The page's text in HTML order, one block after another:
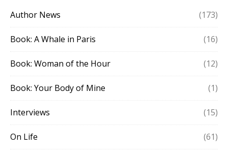
Author News (173)
Book: A Whale in Paris (16)
Book: Woman of the Hour (12)
Book: Your Body of Mine (1)
Interviews (15)
On Life (61)